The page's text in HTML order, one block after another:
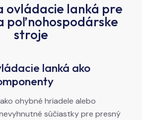
ovládacie lanká pre
poľnohospodárske
stroje
lanká ako
ohybné hriadele alebo
súčiastky pre presný